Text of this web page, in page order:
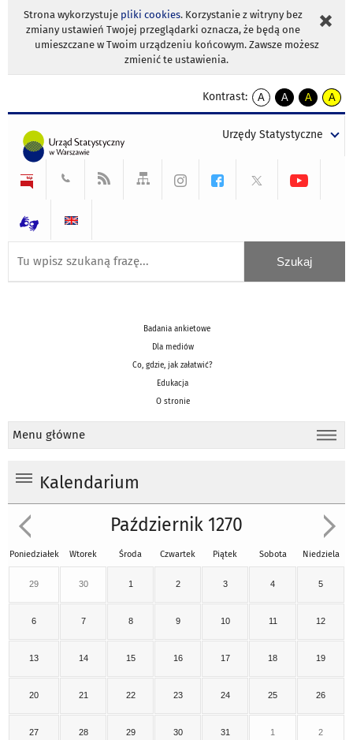
Strona wykorzystuje pliki cookies. Korzystanie z witryny bez
zmiany ustawień Twojej przeglądarki oznacza, że będą one
umieszczane w Twoim urządzeniu końcowym. Zawsze możesz
zmienić te ustawienia.
Kontrast:
A
kontrast
A
kontrast
tekst
czarnym
A
kontrast
tekst
czarnym
A
tekst
żółtym
Urzędy Statystyczne
Badania ankietowe
Dla mediów
Co, gdzie, jak załatwić?
Edukacja
O stronie
Menu główne
Kalendarium
Październik 1270
Poniedziałek Wtorek Środa Czwartek Piątek Sobota Niedziela
29 30 1 2 3 4 5
6 7 8 9 10 11 12
13 14 15 16 17 18 19
20 21 22 23 24 25 26
27 28 29 30 31 1 2